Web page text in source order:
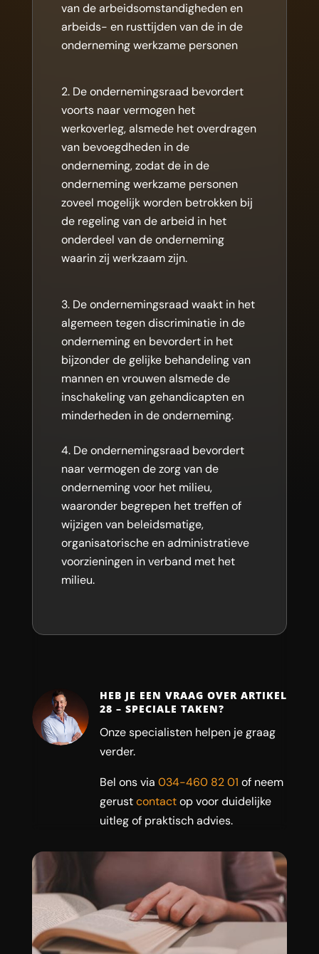
van de arbeidsomstandigheden en
arbeids- en rusttijden van de in de
onderneming werkzame personen
De ondernemingsraad bevordert
voorts naar vermogen het
werkoverleg, alsmede het overdragen
van bevoegdheden in de
onderneming, zodat de in de
onderneming werkzame personen
zoveel mogelijk worden betrokken bij
de regeling van de arbeid in het
onderdeel van de onderneming
waarin zij werkzaam zijn.
De ondernemingsraad waakt in het
algemeen tegen discriminatie in de
onderneming en bevordert in het
bijzonder de gelijke behandeling van
mannen en vrouwen alsmede de
inschakeling van gehandicapten en
minderheden in de onderneming.
De ondernemingsraad bevordert
naar vermogen de zorg van de
onderneming voor het milieu,
waaronder begrepen het treffen of
wijzigen van beleidsmatige,
organisatorische en administratieve
voorzieningen in verband met het
milieu.
HEB JE EEN VRAAG OVER ARTIKEL
28 – SPECIALE TAKEN?
Onze specialisten helpen je graag
verder.
Bel ons via 034-460 82 01 of neem
gerustcontactop voor duidelijke
uitleg of praktisch advies.